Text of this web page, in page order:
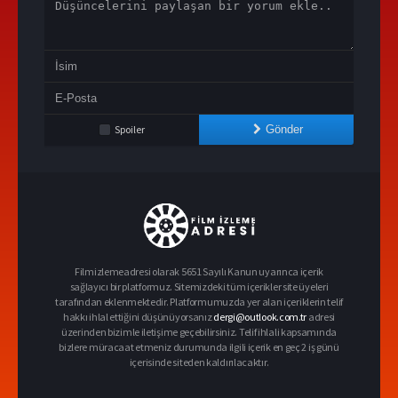
Spoiler Gönder
Filmizlemeadresi olarak 5651 Sayılı Kanun uyarınca içerik
sağlayıcı bir platformuz. Sitemizdeki tüm içerikler site üyeleri
tarafından eklenmektedir. Platformumuzda yer alan içeriklerin telif
hakkı ihlal ettiğini düşünüyorsanızdergi@outlook.com.tr adresi
üzerinden bizimle iletişime geçebilirsiniz. Telif ihlali kapsamında
bizlere müracaat etmeniz durumunda ilgili içerik en geç 2 iş günü
içerisinde siteden kaldırılacaktır.